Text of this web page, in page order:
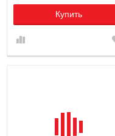
Купить